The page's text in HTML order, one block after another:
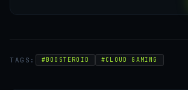
TAGS: #BOOSTEROID #CLOUD GAMING